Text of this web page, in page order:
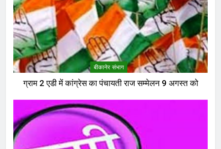
बीकानेर संभाग
ग्राम 2 एडी में कांग्रेस का पंचायती राज सम्मेलन 9 अगस्त को